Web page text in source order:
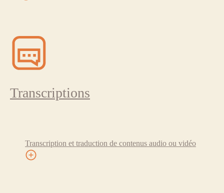
Transcriptions
Transcription et traduction de contenus audio ou vidéo